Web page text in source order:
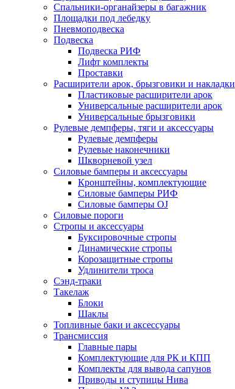
Спальники-органайзеры в багажник
Площадки под лебедку
Пневмоподвеска
Подвеска
Подвеска РИФ
Лифт комплекты
Проставки
Расширители арок, брызговики и накладки
Пластиковые расширители арок
Универсальные расширители арок
Универсальные брызговики
Рулевые демпферы, тяги и аксессуары
Рулевые демпферы
Рулевые наконечники
Шкворневой узел
Силовые бамперы и аксессуары
Кронштейны, комплектующие
Силовые бамперы РИФ
Силовые бамперы OJ
Силовые пороги
Стропы и аксессуары
Буксировочные стропы
Динамические стропы
Корозащитные стропы
Удлинители троса
Сэнд-траки
Такелаж
Блоки
Шаклы
Топливные баки и аксессуары
Трансмиссия
Главные пары
Комплектующие для РК и КПП
Комплекты для вывода сапунов
Приводы и ступицы Нива